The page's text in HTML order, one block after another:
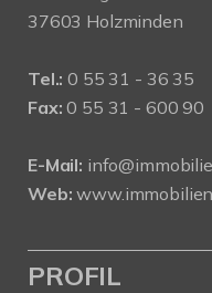
37603 Holzminden
Tel.: 0 55 31 - 36 35
Fax: 0 55 31 - 600 90
E-Mail:
Web:
PROFIL